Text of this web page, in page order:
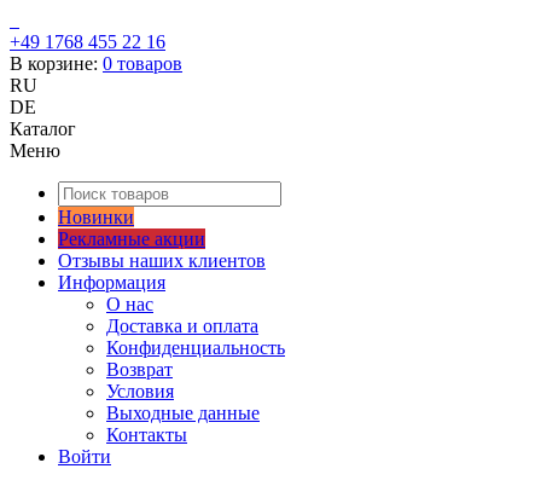
+49 1768 455 22 16
В корзине: 0 товаров
RU
DE
Каталог
Меню
Новинки
Рекламные акции
Отзывы наших клиентов
Информация
О нас
Доставка и оплата
Конфиденциальность
Возврат
Условия
Выходные данные
Контакты
Войти